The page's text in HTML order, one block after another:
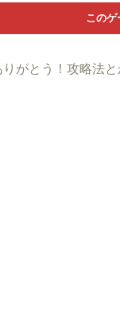
がとう！攻略法と